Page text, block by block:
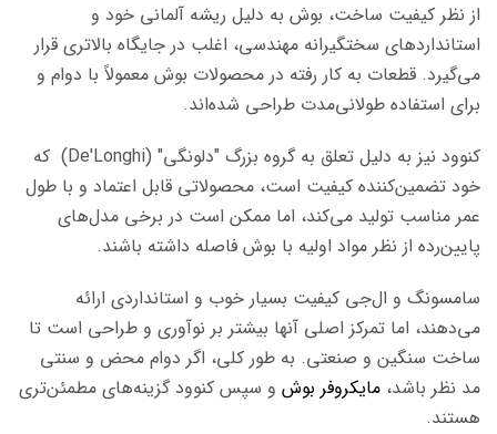
از نظر کیفیت ساخت، بوش به دلیل ریشه آلمانی خود و
استانداردهای سختگیرانه مهندسی، اغلب در جایگاه بالاتری قرار
می‌گیرد. قطعات به کار رفته در محصولات بوش معمولاً با دوام و
برای استفاده طولانی‌مدت طراحی شده‌اند.
کنوود نیز به دلیل تعلق به گروه بزرگ "دلونگی" (De'Longhi) که
خود تضمین‌کننده کیفیت است، محصولاتی قابل اعتماد و با طول
عمر مناسب تولید می‌کند، اما ممکن است در برخی مدل‌های
پایین‌رده از نظر مواد اولیه با بوش فاصله داشته باشند.
سامسونگ و ال‌جی کیفیت بسیار خوب و استانداردی ارائه
می‌دهند، اما تمرکز اصلی آنها بیشتر بر نوآوری و طراحی است تا
ساخت سنگین و صنعتی. به طور کلی، اگر دوام محض و سنتی
مد نظر باشد، مایکروفر بوش و سپس کنوود گزینه‌های مطمئن‌تری
هستند.